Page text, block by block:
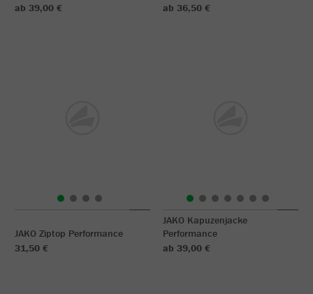
ab 39,00 €
ab 36,50 €
JAKO Ziptop Performance
31,50 €
JAKO Kapuzenjacke
Performance
ab 39,00 €